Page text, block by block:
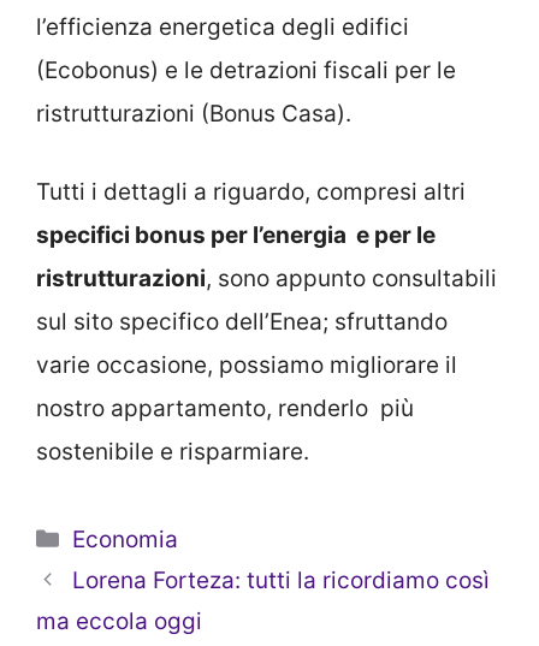
l’efficienza energetica degli edifici
(Ecobonus) e le detrazioni fiscali per le
ristrutturazioni (Bonus Casa).
Tutti i dettagli a riguardo, compresi altri
specifici bonus per l’energia e per le
ristrutturazioni, sono appunto consultabili
sul sito specifico dell’Enea; sfruttando
varie occasione, possiamo migliorare il
nostro appartamento, renderlo più
sostenibile e risparmiare.
Categorie
Economia
Lorena Forteza: tutti la ricordiamo così
ma eccola oggi